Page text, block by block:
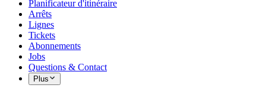
Planificateur d'itinéraire
Arrêts
Lignes
Tickets
Abonnements
Jobs
Questions & Contact
Plus